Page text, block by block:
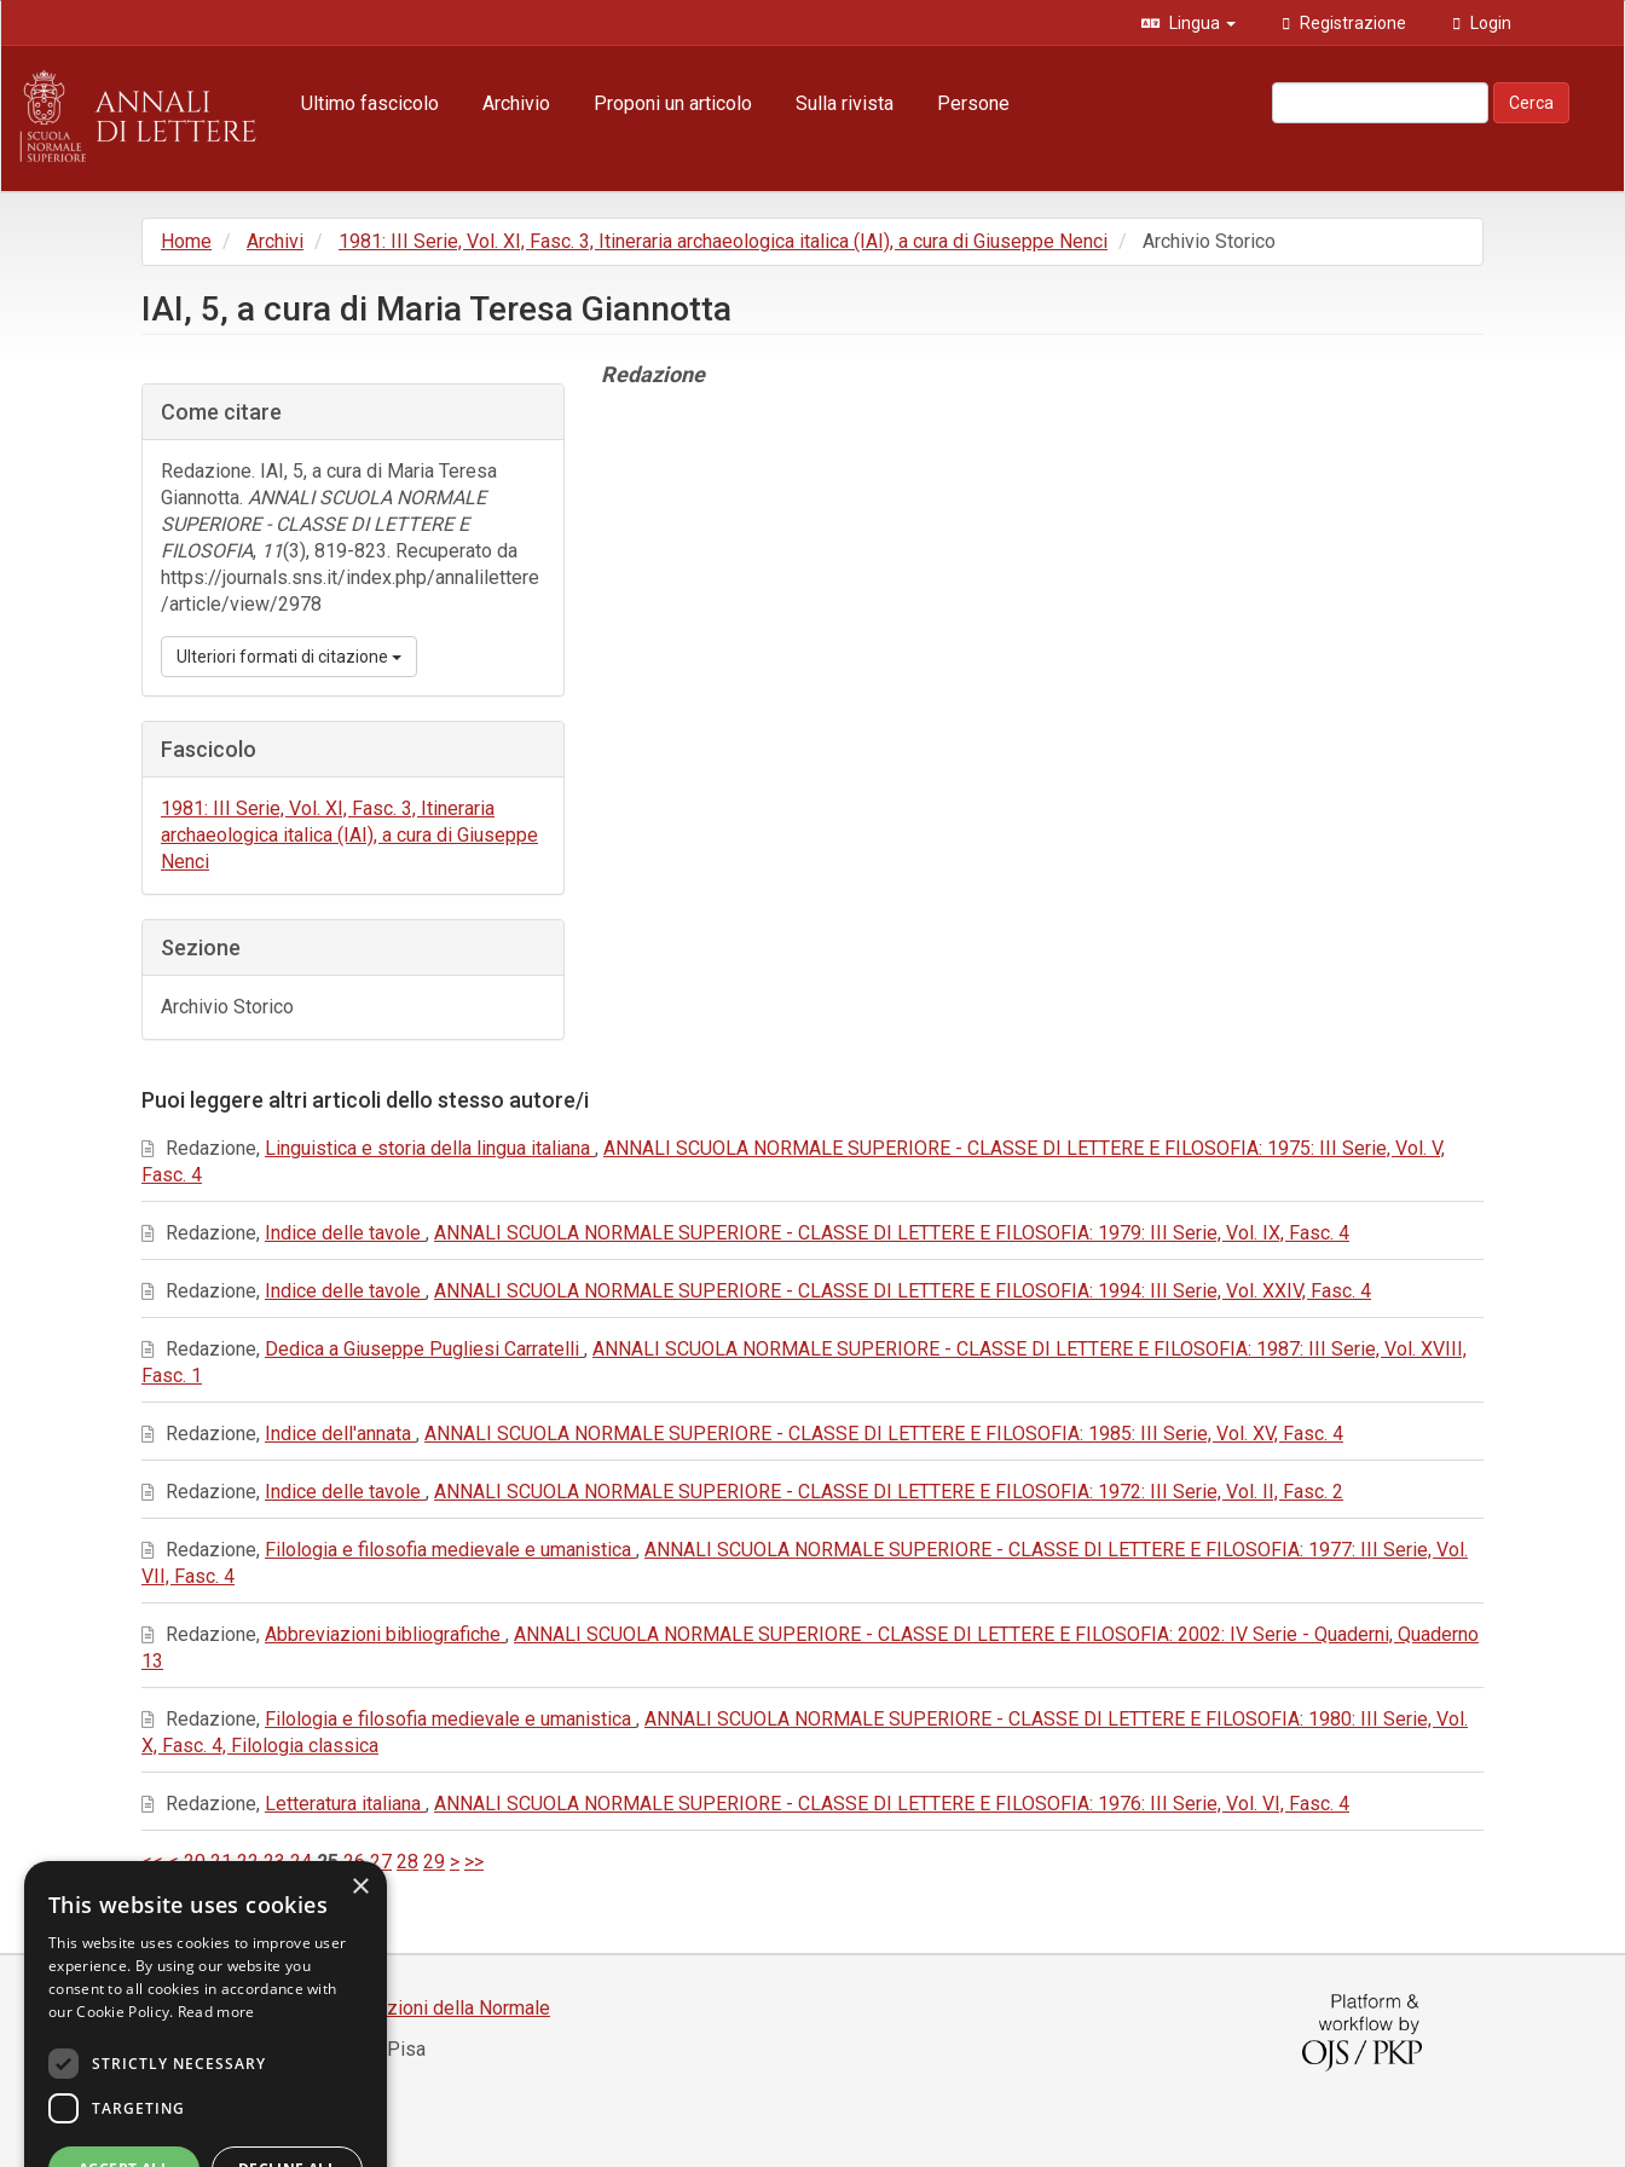
principale
Barra
laterale
Lingua Registrazione Login
Ultimo fascicolo Archivio Proponi un articolo Sulla rivista Persone Cerca
Home Archivi 1981: III Serie, Vol. XI, Fasc. 3, Itineraria archaeologica italica (IAI), a cura di Giuseppe Nenci Archivio Storico
IAI, 5, a cura di Maria Teresa Giannotta
laterale
dell'articolo
Come citare
Redazione. IAI, 5, a cura di Maria Teresa
Giannotta. ANNALI SCUOLA NORMALE
SUPERIORE - CLASSE DI LETTERE E
FILOSOFIA, 11(3), 819-823. Recuperato da
https://journals.sns.it/index.php/annalilettere
/article/view/2978
Ulteriori formati di citazione
Fascicolo
1981: III Serie, Vol. XI, Fasc. 3, Itineraria
archaeologica italica (IAI), a cura di Giuseppe
Nenci
Sezione
Archivio Storico
Contenuto
Redazione
Puoi leggere altri articoli dello stesso autore/i
Redazione, Linguistica e storia della lingua italiana , ANNALI SCUOLA NORMALE SUPERIORE - CLASSE DI LETTERE E FILOSOFIA: 1975: III Serie, Vol. V,
Fasc. 4
Redazione, Indice delle tavole , ANNALI SCUOLA NORMALE SUPERIORE - CLASSE DI LETTERE E FILOSOFIA: 1979: III Serie, Vol. IX, Fasc. 4
Redazione, Indice delle tavole , ANNALI SCUOLA NORMALE SUPERIORE - CLASSE DI LETTERE E FILOSOFIA: 1994: III Serie, Vol. XXIV, Fasc. 4
Redazione, Dedica a Giuseppe Pugliesi Carratelli , ANNALI SCUOLA NORMALE SUPERIORE - CLASSE DI LETTERE E FILOSOFIA: 1987: III Serie, Vol. XVIII,
Fasc. 1
Redazione, Indice dell'annata , ANNALI SCUOLA NORMALE SUPERIORE - CLASSE DI LETTERE E FILOSOFIA: 1985: III Serie, Vol. XV, Fasc. 4
Redazione, Indice delle tavole , ANNALI SCUOLA NORMALE SUPERIORE - CLASSE DI LETTERE E FILOSOFIA: 1972: III Serie, Vol. II, Fasc. 2
Redazione, Filologia e filosofia medievale e umanistica , ANNALI SCUOLA NORMALE SUPERIORE - CLASSE DI LETTERE E FILOSOFIA: 1977: III Serie, Vol.
VII, Fasc. 4
Redazione, Abbreviazioni bibliografiche , ANNALI SCUOLA NORMALE SUPERIORE - CLASSE DI LETTERE E FILOSOFIA: 2002: IV Serie - Quaderni, Quaderno
13
Redazione, Filologia e filosofia medievale e umanistica , ANNALI SCUOLA NORMALE SUPERIORE - CLASSE DI LETTERE E FILOSOFIA: 1980: III Serie, Vol.
X, Fasc. 4, Filologia classica
Redazione, Letteratura italiana , ANNALI SCUOLA NORMALE SUPERIORE - CLASSE DI LETTERE E FILOSOFIA: 1976: III Serie, Vol. VI, Fasc. 4
<< < 20 21 22 23 24 25 26 27 28 29 > >>
Scuola Normale Superiore
Edizioni della Normale
Piazza dei Cavalieri, 7 - 56126 Pisa
Partita IVA 00420000507
segreteria.annali@sns.it
×
This website uses cookies
This website uses cookies to improve user
experience. By using our website you
consent to all cookies in accordance with
our Cookie Policy. Read more
STRICTLY NECESSARY
TARGETING